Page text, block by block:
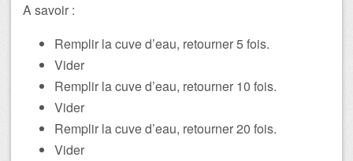
A savoir :
Remplir la cuve d’eau, retourner 5 fois.
Vider
Remplir la cuve d’eau, retourner 10 fois.
Vider
Remplir la cuve d’eau, retourner 20 fois.
Vider